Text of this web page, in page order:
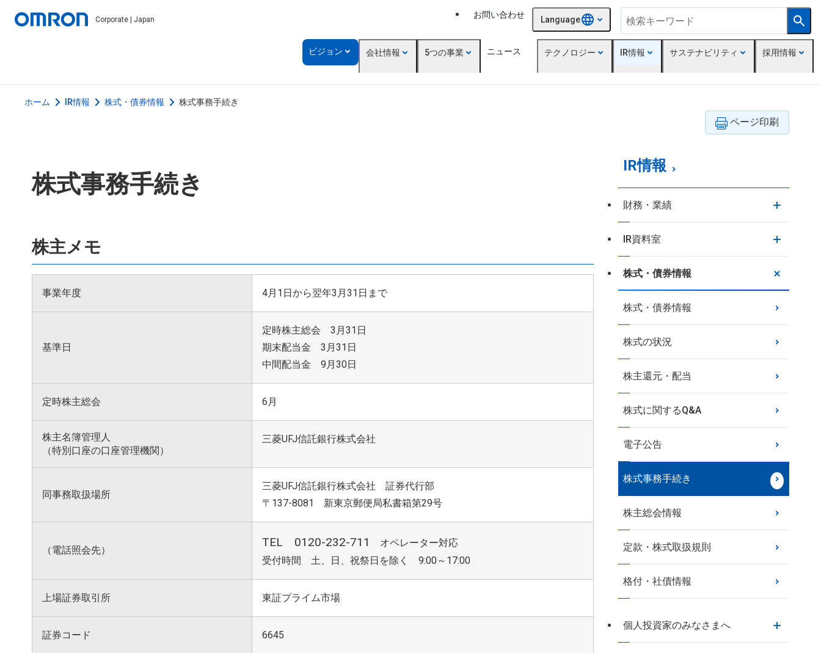
Corporate | Japan Language
ビジョン 会社情報 5つの事業 ニュース テクノロジー IR情報 サステナビリティ 採用情報
お問い合わせ
ホーム IR情報 株式・債券情報 株式事務手続き
株式事務手続き
株主メモ
事業年度 4月1日から翌年3月31日まで
基準日
定時株主総会 3月31日
期末配当金 3月31日
中間配当金 9月30日
定時株主総会 6月
株主名簿管理人
（特別口座の口座管理機関）
三菱UFJ信託銀行株式会社
同事務取扱場所
三菱UFJ信託銀行株式会社 証券代行部
〒137-8081 新東京郵便局私書箱第29号
（電話照会先）
TEL 0120-232-711
オペレーター対応
受付時間 土、日、祝祭日を除く 9:00～17:00
上場証券取引所 東証プライム市場
証券コード 6645
IR情報
財務・業績
IR資料室
株式・債券情報
株式・債券情報
株式の状況
株主還元・配当
株式に関するQ&A
電子公告
株式事務手続き
株主総会情報
定款・株式取扱規則
格付・社債情報
個人投資家のみなさまへ